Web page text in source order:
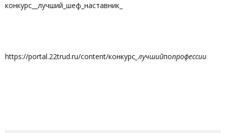
конкурс__лучший_шеф_наставник_
https://portal.22trud.ru/content/конкурс _лучшийпопрофессии